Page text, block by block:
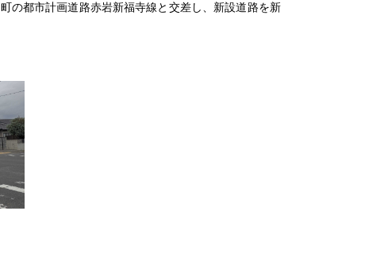
の都市計画道路赤岩新福寺線と交差し、新設道路を新